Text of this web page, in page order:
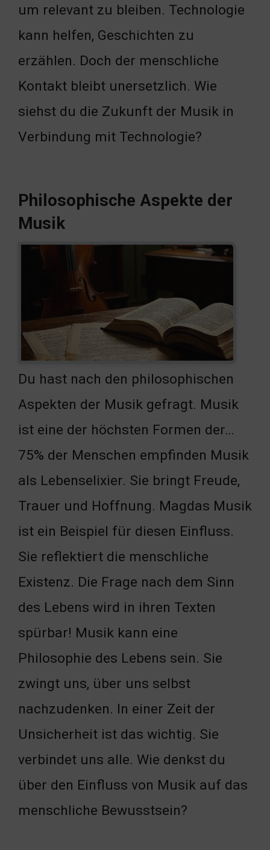
um relevant zu bleiben. Technologie
kann helfen, Geschichten zu
erzählen. Doch der menschliche
Kontakt bleibt unersetzlich. Wie
siehst du die Zukunft der Musik in
Verbindung mit Technologie?
Philosophische Aspekte der
Musik
Du hast nach den philosophischen
Aspekten der Musik gefragt. Musik
ist eine der höchsten Formen der…
75% der Menschen empfinden Musik
als Lebenselixier. Sie bringt Freude,
Trauer und Hoffnung. Magdas Musik
ist ein Beispiel für diesen Einfluss.
Sie reflektiert die menschliche
Existenz. Die Frage nach dem Sinn
des Lebens wird in ihren Texten
spürbar! Musik kann eine
Philosophie des Lebens sein. Sie
zwingt uns, über uns selbst
nachzudenken. In einer Zeit der
Unsicherheit ist das wichtig. Sie
verbindet uns alle. Wie denkst du
über den Einfluss von Musik auf das
menschliche Bewusstsein?